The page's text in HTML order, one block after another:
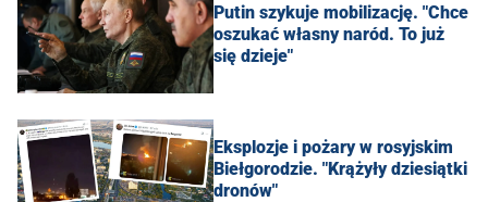
Putin szykuje mobilizację. "Chce
oszukać własny naród. To już
się dzieje"
Eksplozje i pożary w rosyjskim
Biełgorodzie. "Krążyły dziesiątki
dronów"